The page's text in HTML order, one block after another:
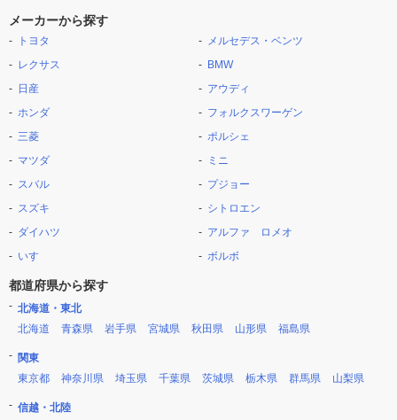
メーカーから探す
トヨタ
レクサス
日産
ホンダ
三菱
マツダ
スバル
スズキ
ダイハツ
いすゞ
メルセデス・ベンツ
BMW
アウディ
フォルクスワーゲン
ポルシェ
ミニ
プジョー
シトロエン
アルファ ロメオ
ボルボ
都道府県から探す
北海道・東北
北海道
青森県 岩手県 宮城県 秋田県 山形県 福島県
関東
東京都
神奈川県 埼玉県 千葉県 茨城県 栃木県 群馬県 山梨県
信越・北陸